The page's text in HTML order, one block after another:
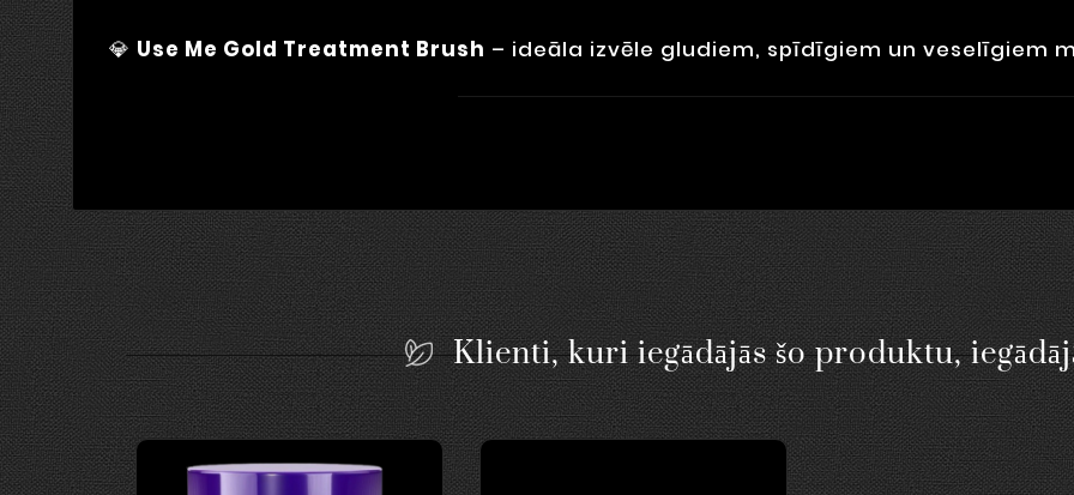
💎 Use Me Gold Treatment Brush – ideāla izvēle gludiem, spīdīgiem un veselīgiem
Klienti, kuri iegādājās šo produktu,